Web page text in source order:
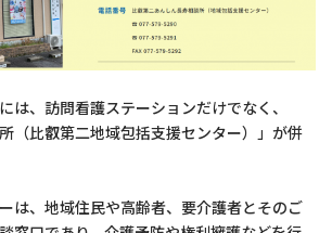
は、訪問看護ステーションだけでなく、
（比叡第二地域包括支援センター）」が併
は、地域住民や高齢者、要介護者とそのご